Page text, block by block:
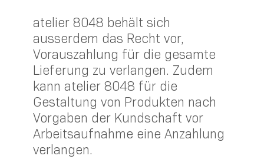
atelier 8048 behält sich
ausserdem das Recht vor,
Vorauszahlung für die gesamte
Lieferung zu verlangen. Zudem
kann atelier 8048 für die
Gestaltung von Produkten nach
Vorgaben der Kundschaft vor
Arbeitsaufnahme eine Anzahlung
verlangen.